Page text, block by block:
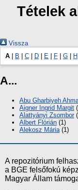
Tételek
Vissza
A
B C D E F G H
A...
Abu Gharbiyeh
Aigner Ingrid Margit
Alattyányi Zsombor
Albert Flórián (1)
Alekosz Mária(1)
A repozitórium
a BGE felsőfokú
Magyar Állam